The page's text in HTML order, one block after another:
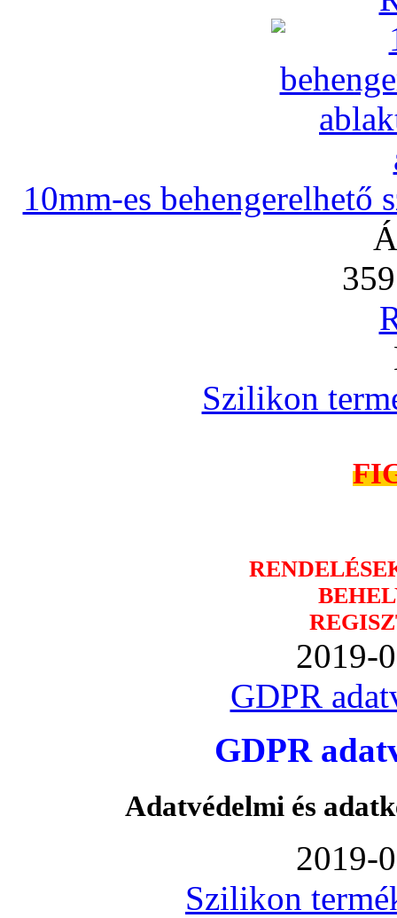
10mm-es
Szilikon
2019-
GDPR
GDPR
Adatvédelmi és
2019-
Szilikon